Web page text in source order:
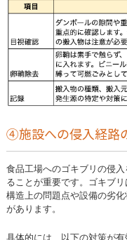
④施設への侵入経路
食品工場へのゴキブリの侵
ることが重要です。ゴキブリ
構造上の問題点や設備の劣
があります。
具体的には、以下の対策が有